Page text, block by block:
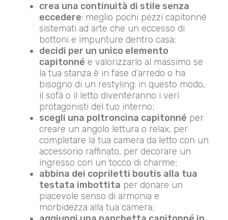
crea una continuità di stile senza
eccedere: meglio pochi pezzi capitonné
sistemati ad arte che un eccesso di
bottoni e impunture dentro casa;
decidi per un unico elemento
capitonné e valorizzarlo al massimo se
la tua stanza è in fase d’arredo o ha
bisogno di un restyling: in questo modo,
il sofà o il letto diventeranno i veri
protagonisti del tuo interno;
scegli una poltroncina capitonné per
creare un angolo lettura o relax, per
completare la tua camera da letto con un
accessorio raffinato, per decorare un
ingresso con un tocco di charme;
abbina dei copriletti boutis alla tua
testata imbottita per donare un
piacevole senso di armonia e
morbidezza alla tua camera;